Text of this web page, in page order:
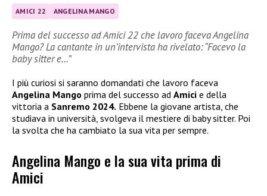
AMICI 22 ANGELINA MANGO
Prima del successo ad Amici 22 che lavoro faceva Angelina
Mango? La cantante in un’intervista ha rivelato: “Facevo la
baby sitter e…”
I più curiosi si saranno domandati che lavoro faceva
Angelina Mango prima del successo ad Amici e della
vittoria a Sanremo 2024. Ebbene la giovane artista, che
studiava in università, svolgeva il mestiere di baby sitter. Poi
la svolta che ha cambiato la sua vita per sempre.
Angelina Mango e la sua vita prima di
Amici